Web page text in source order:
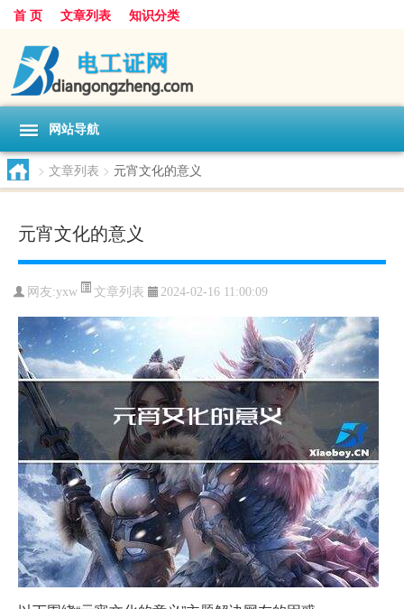
首 页 文章列表 知识分类
网站导航
> 文章列表 > 元宵文化的意义
元宵文化的意义
网友:yxw 文章列表 2024-02-16 11:00:09